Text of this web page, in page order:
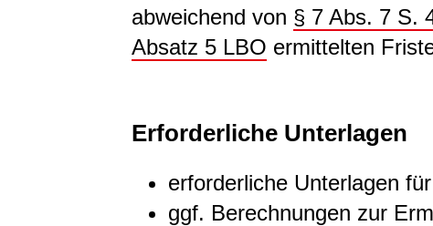
abweichend von § 7 Abs. 7 S.
Absatz 5 LBO ermittelten
Erforderliche Unterlagen
erforderliche Unterlagen
ggf. Berechnungen zur